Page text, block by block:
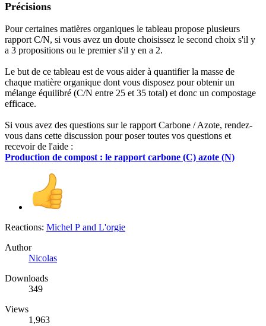
Précisions
Pour certaines matières organiques le tableau propose plusieurs
rapport C/N, si vous avez un doute choisissez le second choix s'il y
a 3 propositions ou le premier s'il y en a 2.
Le but de ce tableau est de vous aider à quantifier la masse de
chaque matière organique dont vous disposez pour obtenir un
mélange équilibré (C/N entre 25 et 35 total) et donc un compostage
efficace.
Si vous avez des questions sur le rapport Carbone / Azote, rendez-
vous dans cette discussion pour poser toutes vos questions et
recevoir de l'aide :
Production de compost : le rapport carbone (C) azote (N)
Reactions: Michel P and L'orgie
Author
Nicolas
Downloads
349
Views
1,963